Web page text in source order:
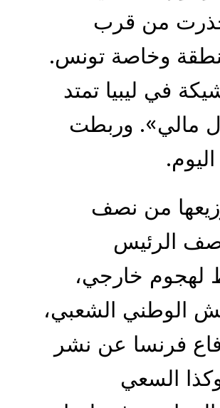
من قرب
وخاصة تونس.
في ليبيا تمتد
مالي». وربطت
من نصف
الرئيس
لهجوم خارجي،
الوطني الشعبي،
فرنسا عن نشر
السعي